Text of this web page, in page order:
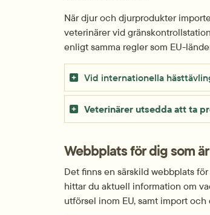
När djur och djurprodukter
veterinärer vid
enligt samma regler som EU-
Vid internationella
Veterinärer utsedda att ta
Webbplats för dig som
Det finns en särskild webbplats
hittar du aktuell information om
utförsel inom EU, samt import